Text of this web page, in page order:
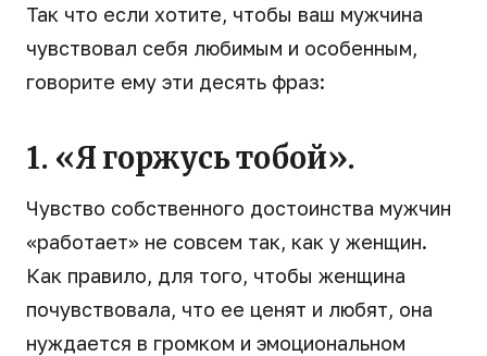
Так что если хотите, чтобы ваш мужчина
чувствовал себя любимым и особенным,
говорите ему эти десять фраз:
1. «Я горжусь тобой».
Чувство собственного достоинства мужчин
«работает» не совсем так, как у женщин.
Как правило, для того, чтобы женщина
почувствовала, что ее ценят и любят, она
нуждается в громком и эмоциональном